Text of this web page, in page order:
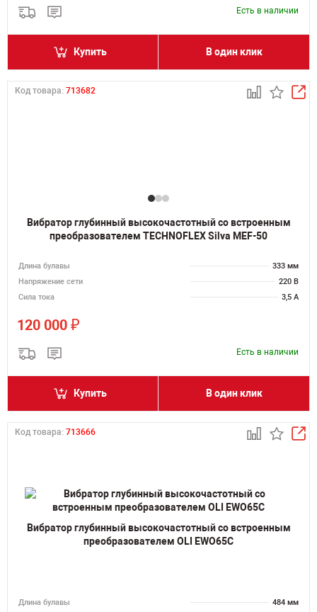
Есть в наличии
Купить В один клик
Код товара: 713682
Вибратор глубинный высокочастотный со встроенным
преобразователем TECHNOFLEX Silva MEF-50
Длина булавы
333 мм
Напряжение сети
220 В
Сила тока
3,5 А
120 000 ₽
Есть в наличии
Купить В один клик
Код товара: 713666
Вибратор глубинный высокочастотный со встроенным
преобразователем OLI EWO65C
Длина булавы
484 мм